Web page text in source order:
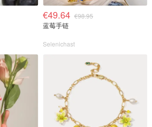
€49.64 €98.95
蓝莓手链
Selenichast